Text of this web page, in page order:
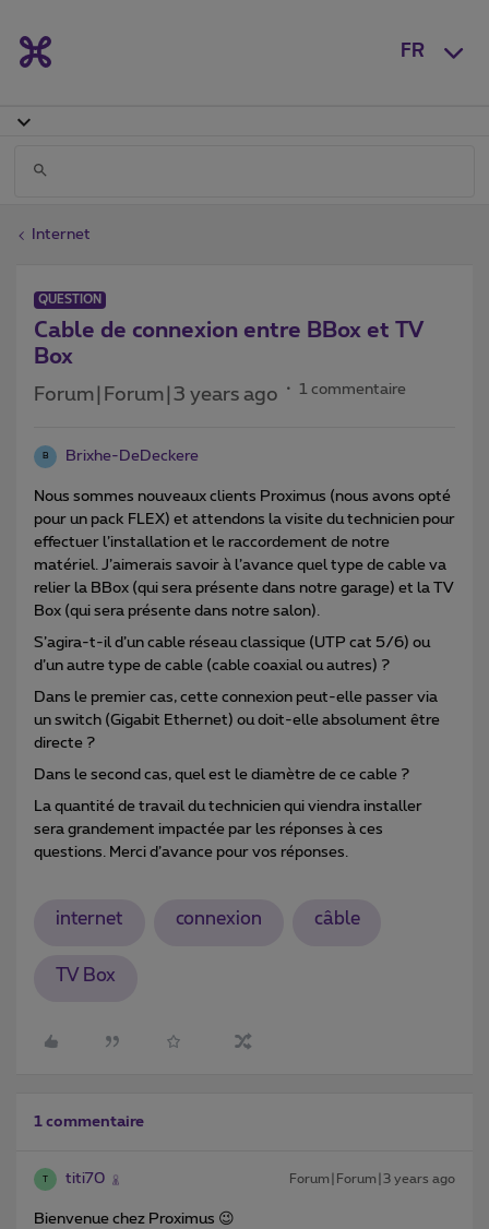
FR
Internet
QUESTION
Cable de connexion entre BBox et TV
Box
Forum|Forum|3 years ago 1 commentaire
B Brixhe-DeDeckere
Nous sommes nouveaux clients Proximus (nous avons opté
pour un pack FLEX) et attendons la visite du technicien pour
effectuer l’installation et le raccordement de notre
matériel. J’aimerais savoir à l’avance quel type de cable va
relier la BBox (qui sera présente dans notre garage) et la TV
Box (qui sera présente dans notre salon).
S’agira-t-il d’un cable réseau classique (UTP cat 5/6) ou
d’un autre type de cable (cable coaxial ou autres) ?
Dans le premier cas, cette connexion peut-elle passer via
un switch (Gigabit Ethernet) ou doit-elle absolument être
directe ?
Dans le second cas, quel est le diamètre de ce cable ?
La quantité de travail du technicien qui viendra installer
sera grandement impactée par les réponses à ces
questions. Merci d’avance pour vos réponses.
internet connexion câble
TV Box
1 commentaire
titi70 Forum|Forum|3 years ago
Bienvenue chez Proximus 😉